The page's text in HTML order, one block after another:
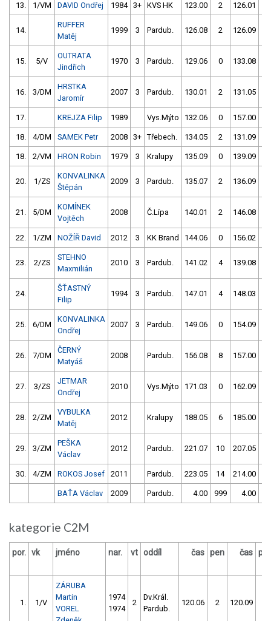
13. 1/VM DAVID Ondřej 1984 3+ KVS HK 123.00 2 126.01
14.
RUFFER
Matěj
1999 3 Pardub. 126.08 2 126.09
15. 5/V
OUTRATA
Jindřich
1970 3 Pardub. 129.06 0 133.08
16. 3/DM
HRSTKA
Jaromír
2007 3 Pardub. 130.01 2 131.05
17. KREJZA Filip 1989 Vys.Mýto 132.06 0 157.00
18. 4/DM SAMEK Petr 2008 3+ Třebech. 134.05 2 131.09
18. 2/VM HRON Robin 1979 3 Kralupy 135.09 0 139.09
20. 1/ZS
KONVALINKA
Štěpán
2009 3 Pardub. 135.07 2 136.09
21. 5/DM
KOMÍNEK
Vojtěch
2008 Č.Lípa 140.01 2 146.08
22. 1/ZM NOŽÍŘ David 2012 3 KK Brand 144.06 0 156.02
23. 2/ZS
STEHNO
Maxmilián
2010 3 Pardub. 141.02 4 139.08
24.
ŠŤASTNÝ
Filip
1994 3 Pardub. 147.01 4 148.03
25. 6/DM
KONVALINKA
Ondřej
2007 3 Pardub. 149.06 0 154.09
26. 7/DM
ČERNÝ
Matyáš
2008 Pardub. 156.08 8 157.00
27. 3/ZS
JETMAR
Ondřej
2010 Vys.Mýto 171.03 0 162.09
28. 2/ZM
VYBULKA
Matěj
2012 Kralupy 188.05 6 185.00
29. 3/ZM
PEŠKA
Václav
2012 Pardub. 221.07 10 207.05
30. 4/ZM ROKOS Josef 2011 Pardub. 223.05 14 214.00
BAŤA Václav 2009 Pardub. 4.00 999 4.00
kategorie C2M
por. vk jméno nar. vt oddíl čas pen čas
1. 1/V
ZÁRUBA
Martin
VOREL
1974
1974
2
Dv.Král.
Pardub.
120.06 2 120.09